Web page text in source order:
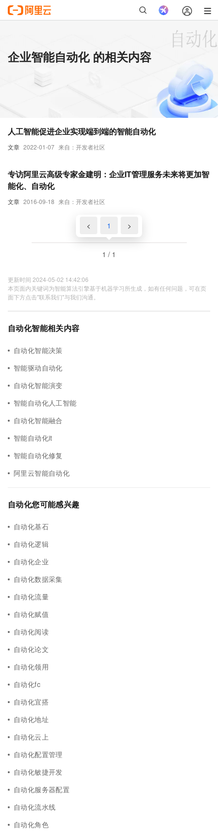
企业智能自动化 的相关内容
文章 2022-01-07 来自：开发者社区
人工智能促进企业实现端到端的智能自动化
文章 2016-09-18 来自：开发者社区
专访阿里云高级专家金建明：企业IT管理服务未来将更加智
能化、自动化
< 1 >
1 / 1
更新时间 2024-05-02 14:42:06
本页面内关键词为智能算法引擎基于机器学习所生成，如有任何问题，可在页
面下方点击"联系我们"与我们沟通。
自动化智能相关内容
自动化智能决策
智能驱动自动化
自动化智能演变
智能自动化人工智能
自动化智能融合
智能自动化it
智能自动化修复
阿里云智能自动化
自动化您可能感兴趣
自动化基石
自动化逻辑
自动化企业
自动化数据采集
自动化流量
自动化赋值
自动化阅读
自动化论文
自动化领用
自动化fc
自动化宜搭
自动化地址
自动化云上
自动化配置管理
自动化敏捷开发
自动化服务器配置
自动化流水线
自动化角色